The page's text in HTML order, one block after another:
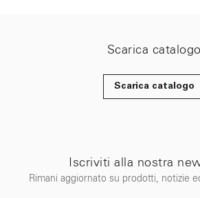
Scarica catalogo
Scarica catalogo
Iscriviti alla nostra
Rimani aggiornato su prodotti, notizie